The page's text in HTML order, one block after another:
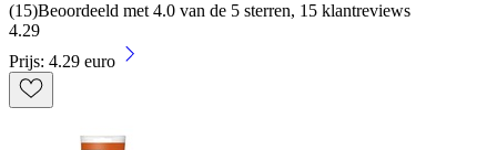
(15)Beoordeeld met 4.0 van de 5 sterren, 15 klantreviews
4.29
Prijs: 4.29 euro